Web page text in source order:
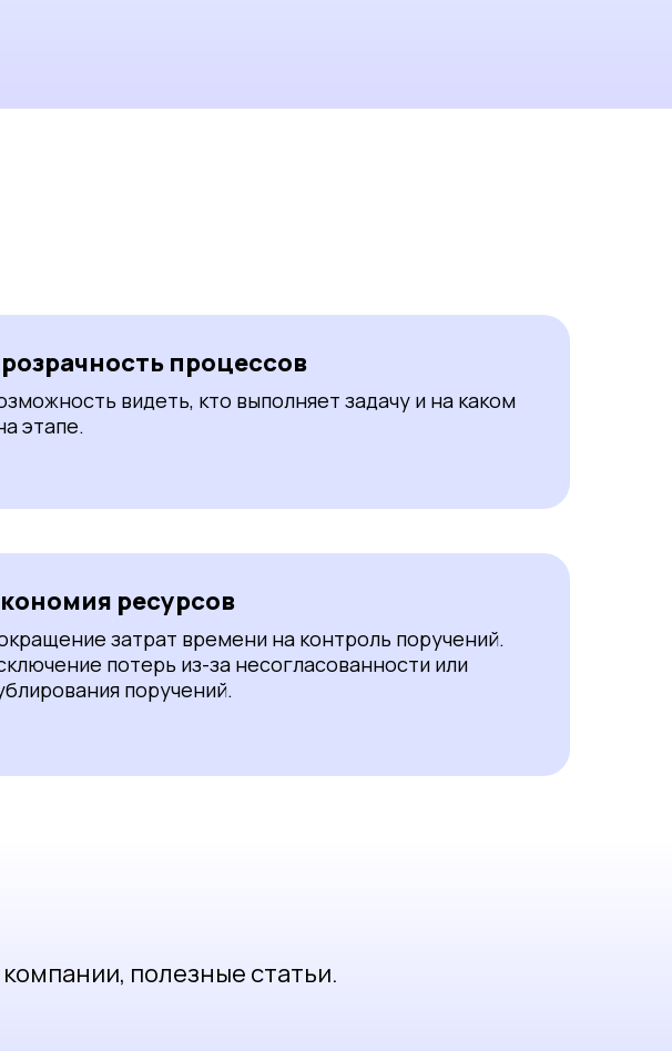
процессов
видеть, кто выполняет задачу и на каком
этапе.
ресурсов
затрат времени на контроль поручений.
потерь из-за несогласованности или
поручений.
полезные статьи.